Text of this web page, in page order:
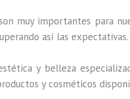
muy importantes para
así las expectativas.
y belleza
y cosméticos